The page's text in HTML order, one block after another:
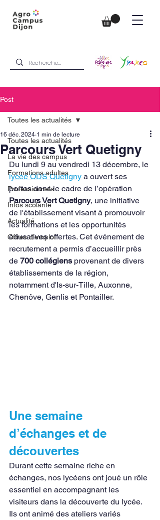
Post
Toutes les actualités
La vie des campus
Formations adultes
Professionnels
Infos scolarité
Actualité
Offres d'emploi
Toutes les actualités
Parcours Vert Quetigny
16 déc. 2024 1 min de lecture
Du lundi 9 au vendredi 13 décembre, le
lycée ODS Quetigny a ouvert ses
portes dans le cadre de l’opération
Parcours Vert Quetigny, une initiative
de l'établissement visant à promouvoir
les formations et les opportunités
éducatives offertes. Cet événement de
recrutement a permis d’accueillir près
de 700 collégiens provenant de divers
établissements de la région,
notamment d'Is-sur-Tille, Auxonne,
Chenôve, Genlis et Pontailler.
Une semaine
d’échanges et de
découvertes
Durant cette semaine riche en
échanges, nos lycéens ont joué un rôle
essentiel en accompagnant les
visiteurs dans la découverte du lycée.
Ils ont animé des ateliers variés